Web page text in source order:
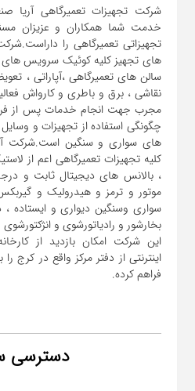
خدمت شما همکاران و عزیزان
تجهیزاتی تعمیرگاهی را
های تجهیز کلیه کوئیک سرویس
سالن های تعمیرگاهی ،آپاراتی ،
نقاشی ، برق و باطری و کارواش
مجرب جهت انجام خدمات پس از
چگونگی استفاده از تجهیزات و
های سواری و سنگین است.شرکت
کلیه تجهیزات تعمیرگاهی اعم از
، بالانس های دیجیتال ثابت و
موتور و ترمز و هیدرولیک و
سواری و‌سنگین دیواری و ایستاده ،
این شرکت امکان بازدید از
اینترنتی از دفتر مرکز واقع در کرج
فراهم کرده.
دسترسی